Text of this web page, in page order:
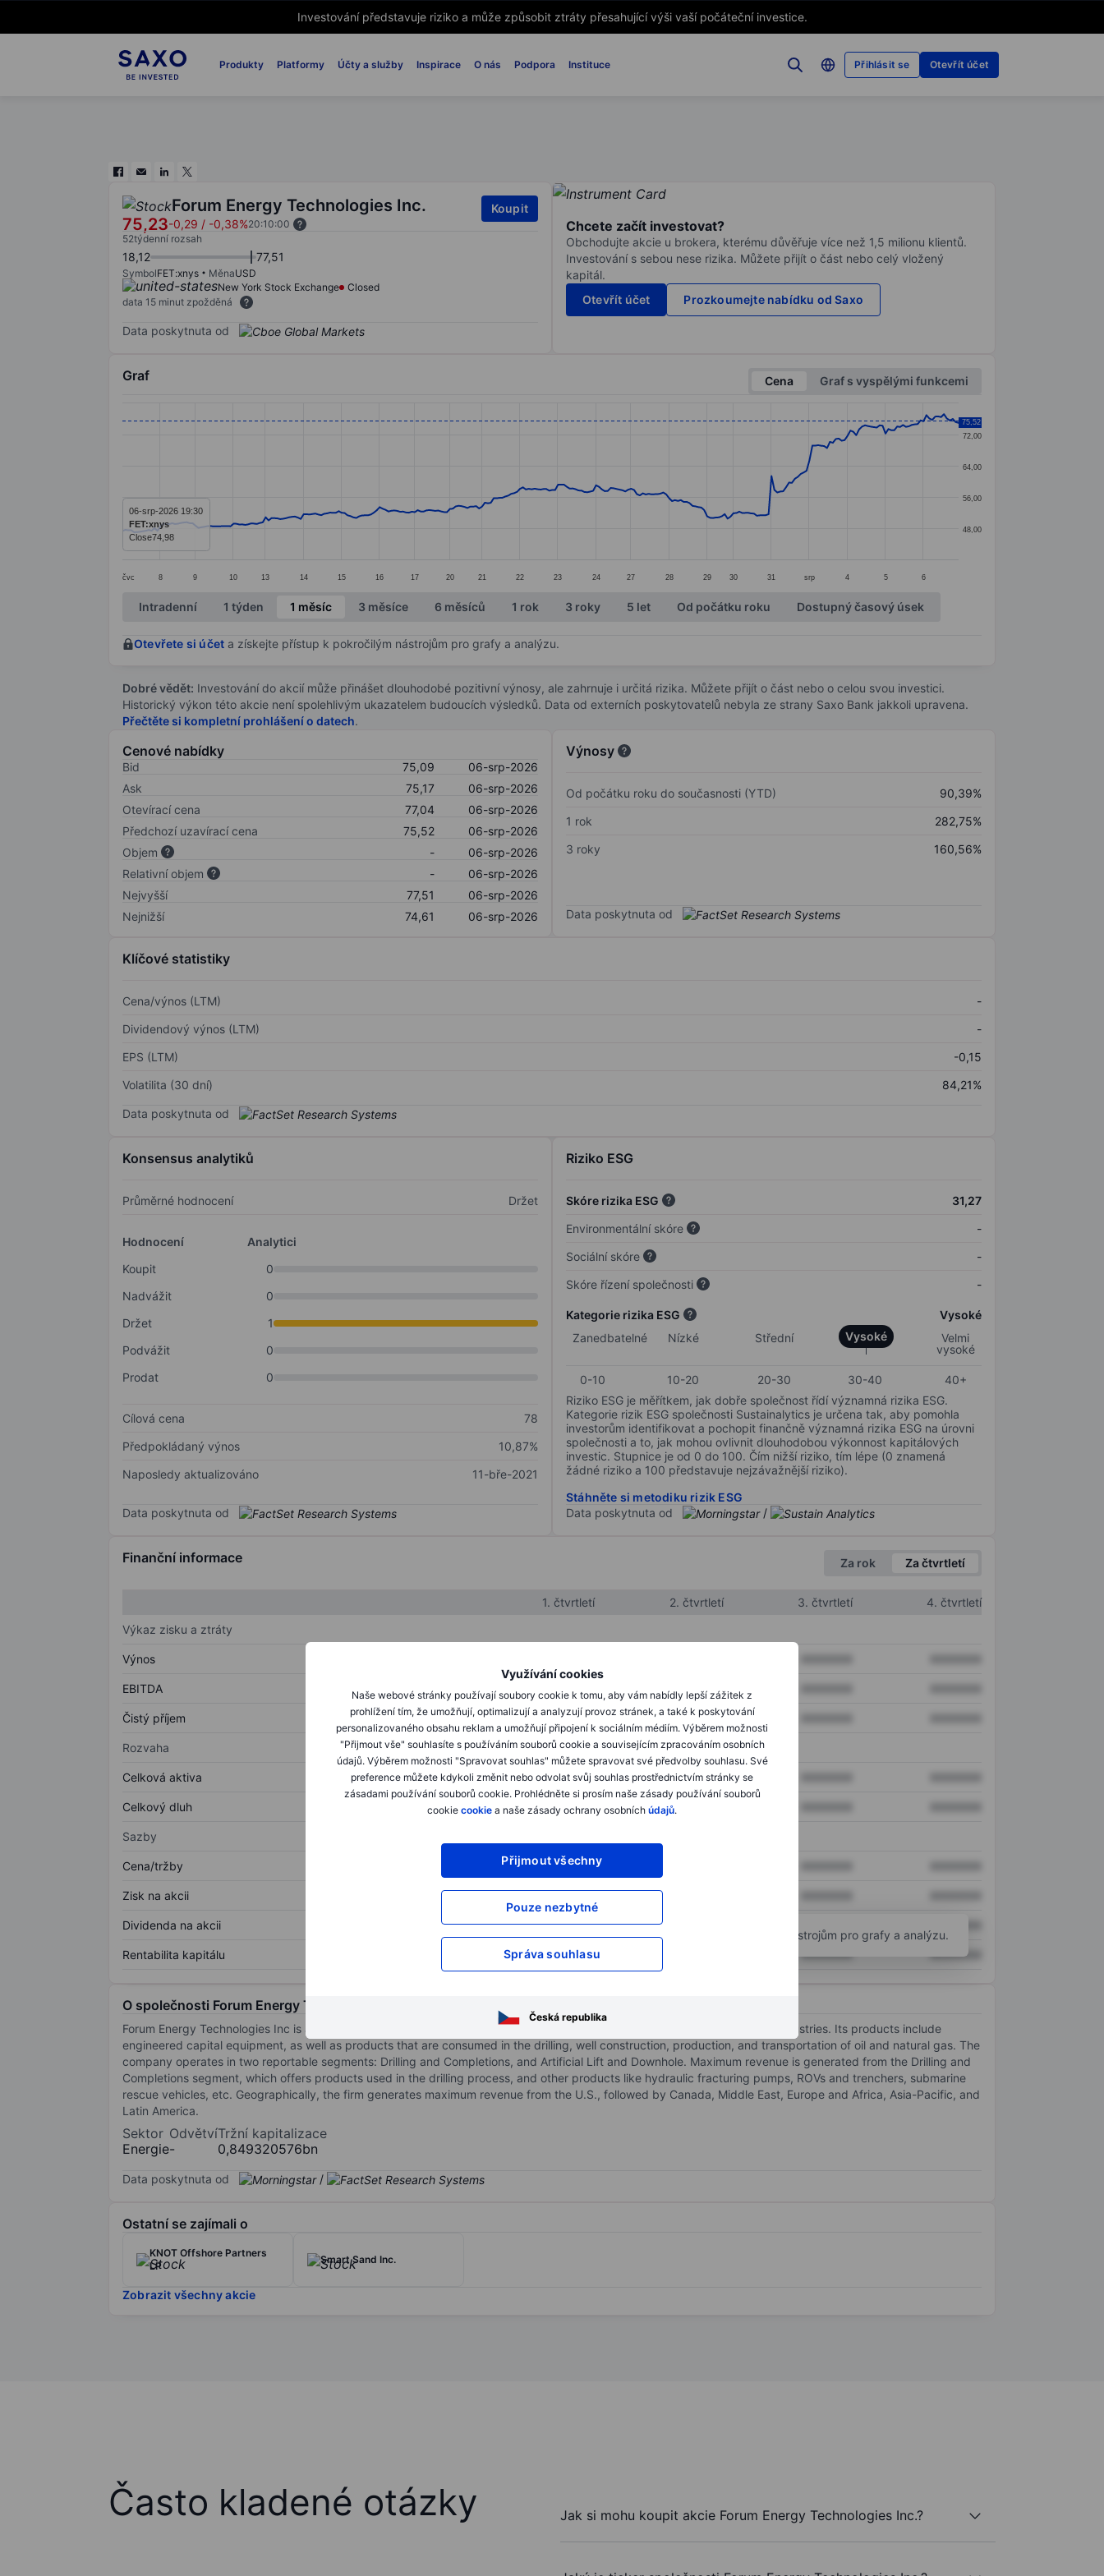
Investování představuje riziko a může způsobit ztráty přesahující výši vaší počáteční investice.
Produkty Platformy Účty a služby Inspirace O nás Podpora Instituce Přihlásit se Otevřít účet
Využívání cookies
Naše webové stránky používají soubory cookie k tomu, aby vám nabídly lepší zážitek z
prohlížení tím, že umožňují, optimalizují a analyzují provoz stránek, a také k poskytování
personalizovaného obsahu reklam a umožňují připojení k sociálním médiím. Výběrem možnosti
"Přijmout vše" souhlasíte s používáním souborů cookie a souvisejícím zpracováním osobních
údajů. Výběrem možnosti "Spravovat souhlas" můžete spravovat své předvolby souhlasu. Své
preference můžete kdykoli změnit nebo odvolat svůj souhlas prostřednictvím stránky se
zásadami používání souborů cookie. Prohlédněte si prosím naše zásady používání souborů
cookie cookie a naše zásady ochrany osobních údajů.
Přijmout všechny
Pouze nezbytné
Správa souhlasu
Česká republika
Forum Energy Technologies Inc.
75,23-0,29 / -0,38%20:10:00
Koupit
52týdenní rozsah
18,12 77,51
SymbolFET:xnys MěnaUSD
New York Stock Exchange
Closed
data 15 minut zpožděná
Data poskytnuta od
Chcete začít investovat?
Obchodujte akcie u brokera, kterému důvěřuje více než 1,5 milionu klientů.
Investování s sebou nese rizika. Můžete přijít o část nebo celý vložený
kapitál.
Otevřít účet
Prozkoumejte nabídku od Saxo
Graf Cena
Graf s vyspělými funkcemi
The chart has 1 Y axis displaying values. Data ranges from 46.96 to 77.22.
čvc 8 9 10 13 14 15 16 17 20 21 22 23 24 27 28 29 30 31 srp 4 5 6
48,00
56,00
64,00
72,00
75,52
06-srp-2026 19:30
FET:xnys
Close74,98
End of interactive chart.
Intradenní 1 týden 1 měsíc 3 měsíce 6 měsíců 1 rok 3 roky 5 let Od počátku roku Dostupný časový úsek
Otevřete si účet a získejte přístup k pokročilým nástrojům pro grafy a analýzu.
Dobré vědět: Investování do akcií může přinášet dlouhodobé pozitivní výnosy, ale zahrnuje i určitá rizika. Můžete přijít o část nebo o celou svou investici.
Historický výkon této akcie není spolehlivým ukazatelem budoucích výsledků. Data od externích poskytovatelů nebyla ze strany Saxo Bank jakkoli upravena.
Přečtěte si kompletní prohlášení o datech.
Cenové nabídky
Bid 75,09
06-srp-2026
Ask
75,17
06-srp-2026
Otevírací cena
77,04
06-srp-2026
Předchozí uzavírací cena
75,52
06-srp-2026
Objem
-
06-srp-2026
Relativní objem
-
06-srp-2026
Nejvyšší
77,51
06-srp-2026
Nejnižší
74,61 06-srp-2026
Výnosy
Od počátku roku do současnosti (YTD)
90,39%
1 rok
282,75%
3 roky
160,56%
Data poskytnuta od
Klíčové statistiky
Cena/výnos (LTM)
-
Dividendový výnos (LTM)
-
EPS (LTM)
-0,15
Volatilita (30 dní)
84,21%
Data poskytnuta od
Konsensus analytiků
Průměrné hodnocení Držet
Hodnocení
Analytici
Koupit
0
Nadvážit
0
Držet
1
Podvážit
0
Prodat
0
Cílová cena
78
Předpokládaný výnos
10,87%
Naposledy aktualizováno
11-bře-2021
Data poskytnuta od
Riziko ESG
Skóre rizika ESG
31,27
Environmentální skóre
-
Sociální skóre
-
Skóre řízení společnosti
-
Kategorie rizika ESG
Vysoké
Zanedbatelné
Nízké Střední Vysoké
Velmi
vysoké
0-10 10-20 20-30 30-40
40+
Riziko ESG je měřítkem, jak dobře společnost řídí významná rizika ESG.
Kategorie rizik ESG společnosti Sustainalytics je určena tak, aby pomohla
investorům identifikovat a pochopit finančně významná rizika ESG na úrovni
společnosti a to, jak mohou ovlivnit dlouhodobou výkonnost kapitálových
investic. Stupnice je od 0 do 100. Čím nižší riziko, tím lépe (0 znamená
žádné riziko a 100 představuje nejzávažnější riziko).
Stáhněte si metodiku rizik ESG
Data poskytnuta od
/
Finanční informace Za rok Za čtvrtletí
1. čtvrtletí 2. čtvrtletí 3. čtvrtletí
4. čtvrtletí
Výkaz zisku a ztráty
Výnos
EBITDA XXXXXXX XXXXXXX
Čistý příjem XXXXXXX XXXXXXX
Rozvaha
Celková aktiva XXXXXXX XXXXXXX
Celkový dluh XXXXXXX XXXXXXX
Sazby
Cena/tržby XXXXXXX
Zisk na akcii XXXXXXX
Dividenda na akcii XXXXXXX
Rentabilita kapitálu XXXXXXX XXXXXXX XXXXXXX
Otevřete si účeta získejte přístup k pokročilým nástrojům pro grafy a analýzu.
O společnosti Forum Energy Technologies Inc.
Forum Energy Technologies Inc is a manufacturing company serving the oil, natural gas, industrial, and renewable energy industries. Its products include
engineered capital equipment, as well as products that are consumed in the drilling, well construction, production, and transportation of oil and natural gas. The
company operates in two reportable segments: Drilling and Completions, and Artificial Lift and Downhole. Maximum revenue is generated from the Drilling and
Completions segment, which offers products used in the drilling process, and other products like hydraulic fracturing pumps, ROVs and trenchers, submarine
rescue vehicles, etc. Geographically, the firm generates maximum revenue from the U.S., followed by Canada, Middle East, Europe and Africa, Asia-Pacific, and
Latin America.
Sektor
Energie
Odvětví
-
Tržní kapitalizace
0,849320576bn
Data poskytnuta od /
Ostatní se zajímali o
KNOT Offshore Partners
LP
Smart Sand Inc.
Zobrazit všechny akcie
Často kladené otázky Jak si mohu koupit akcie Forum Energy Technologies Inc.?